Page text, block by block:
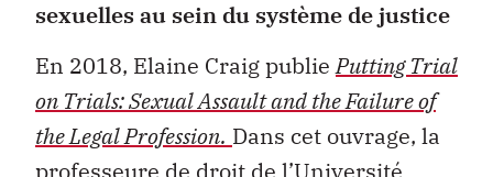
sexuelles au sein du système de justice
En 2018, Elaine Craig publiePutting Trial
on Trials: Sexual Assault and the Failure of
the Legal Profession. Dans cet ouvrage, la